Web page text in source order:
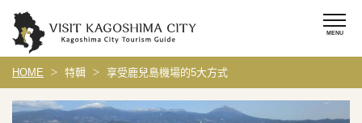
HOME 特輯 享受鹿兒島機場的5大方式